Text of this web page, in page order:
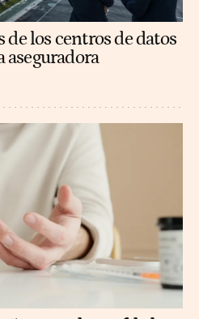
de los centros de datos
aseguradora